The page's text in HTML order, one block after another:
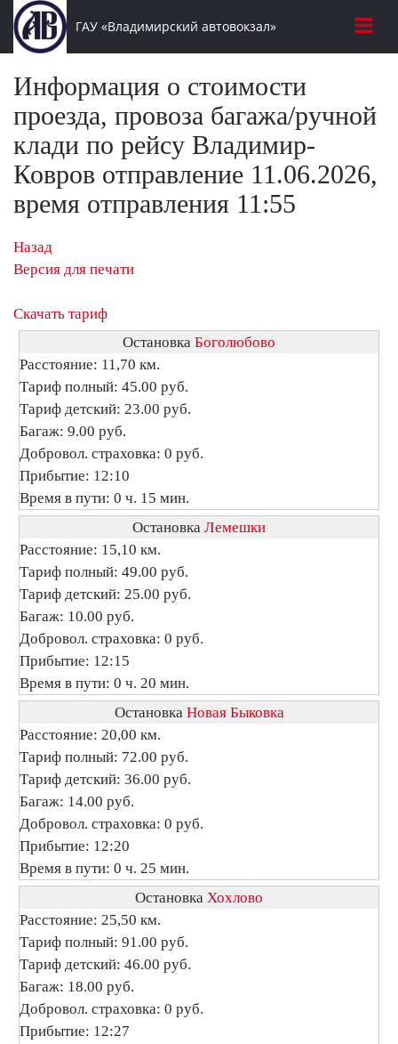
ГАУ «Владимирский автовокзал»
Информация о стоимости
проезда, провоза багажа/ручной
клади по рейсу Владимир-
Ковров отправление 11.06.2026,
время отправления 11:55
Назад
Версия для печати
Скачать тариф
Остановка Боголюбово
Расстояние: 11,70 км.
Тариф полный: 45.00 руб.
Тариф детский: 23.00 руб.
Багаж: 9.00 руб.
Добровол. страховка: 0 руб.
Прибытие: 12:10
Время в пути: 0 ч. 15 мин.
Остановка Лемешки
Расстояние: 15,10 км.
Тариф полный: 49.00 руб.
Тариф детский: 25.00 руб.
Багаж: 10.00 руб.
Добровол. страховка: 0 руб.
Прибытие: 12:15
Время в пути: 0 ч. 20 мин.
Остановка Новая Быковка
Расстояние: 20,00 км.
Тариф полный: 72.00 руб.
Тариф детский: 36.00 руб.
Багаж: 14.00 руб.
Добровол. страховка: 0 руб.
Прибытие: 12:20
Время в пути: 0 ч. 25 мин.
Остановка Хохлово
Расстояние: 25,50 км.
Тариф полный: 91.00 руб.
Тариф детский: 46.00 руб.
Багаж: 18.00 руб.
Добровол. страховка: 0 руб.
Прибытие: 12:27